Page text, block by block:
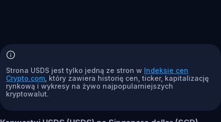
Strona USDS jest tylko jedną ze stron w Indeksie cen
Crypto.com , który zawiera historię cen, ticker, kapitalizację
rynkową i wykresy na żywo najpopularniejszych
kryptowalut.